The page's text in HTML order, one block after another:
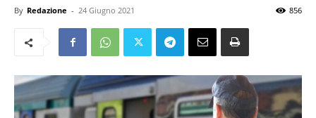
By Redazione - 24 Giugno 2021 856